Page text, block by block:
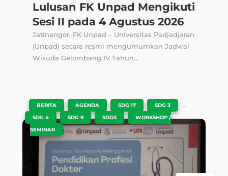
Lulusan FK Unpad Mengikuti
Sesi II pada 4 Agustus 2026
Jatinangor, FK Unpad – Universitas Padjadjaran
(Unpad) secara resmi mengumumkan Jadwal
Wisuda Gelombang IV Tahun...
BERITA AGENDA SDG 17 SDG 3 ,
SDG 4 SDG 9 SDGS
WORKSHOP /
SEMINAR